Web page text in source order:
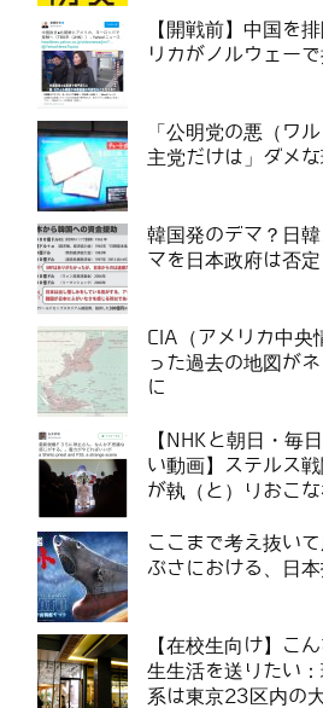
【開戦前】中国を
リカがノルウェー
「公明党の悪（ワ
主党だけは」ダメな
韓国発のデマ？日
マを日本政府は否
CIA（アメリカ中央
った過去の地図が
に
【NHKと朝日・毎
い動画】ステルス
が執（と）りおこ
ここまで考え抜い
ぶさにおける、日
【在校生向け】こ
生生活を送りたい
系は東京23区内の